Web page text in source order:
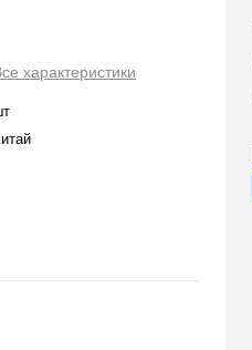
характеристики